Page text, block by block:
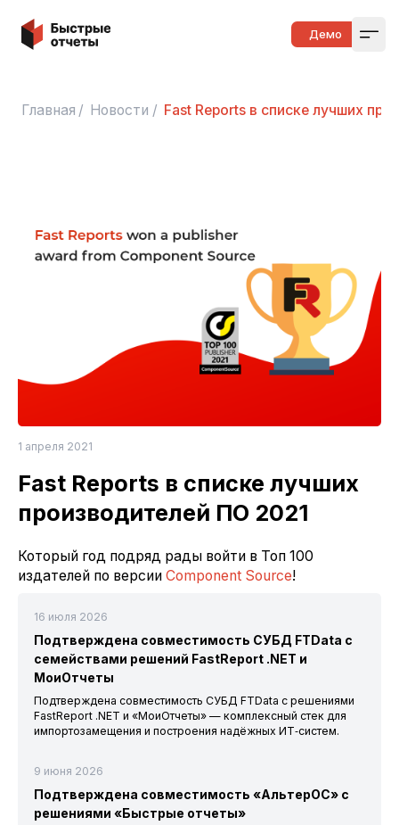
Быстрые отчеты Демо
Главная / Новости / Fast Reports в списке лучших
1 апреля 2021
Fast Reports в списке лучших
производителей ПО 2021
Который год подряд рады войти в Toп 100
издателей по версии Component Source!
16 июля 2026
Подтверждена совместимость СУБД FTData с
семействами решений FastReport .NET и
МоиОтчеты
Подтверждена совместимость СУБД FTData с решениями
FastReport .NET и «МоиОтчеты» — комплексный стек для
импортозамещения и построения надёжных ИТ‑систем.
9 июня 2026
Подтверждена совместимость «АльтерОС» с
решениями «Быстрые отчеты»